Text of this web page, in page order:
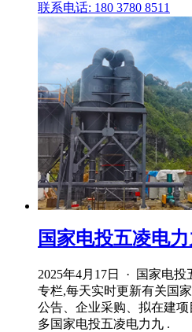
联系电话: 180 3780 8511
国家电投五凌电
2025年4月17日 · 国家电
专栏,每天实时更新有关国
公告、企业采购、拟在建
多国家电投五凌电力九 .